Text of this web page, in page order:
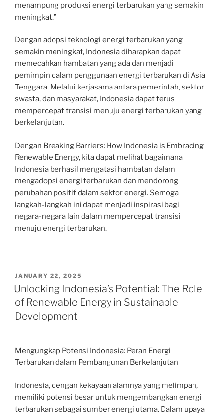
menampung produksi energi terbarukan yang semakin
meningkat.”
Dengan adopsi teknologi energi terbarukan yang
semakin meningkat, Indonesia diharapkan dapat
memecahkan hambatan yang ada dan menjadi
pemimpin dalam penggunaan energi terbarukan di Asia
Tenggara. Melalui kerjasama antara pemerintah, sektor
swasta, dan masyarakat, Indonesia dapat terus
mempercepat transisi menuju energi terbarukan yang
berkelanjutan.
Dengan Breaking Barriers: How Indonesia is Embracing
Renewable Energy, kita dapat melihat bagaimana
Indonesia berhasil mengatasi hambatan dalam
mengadopsi energi terbarukan dan mendorong
perubahan positif dalam sektor energi. Semoga
langkah-langkah ini dapat menjadi inspirasi bagi
negara-negara lain dalam mempercepat transisi
menuju energi terbarukan.
POSTED
ON
JANUARY 22, 2025
Unlocking Indonesia’s Potential: The Role
of Renewable Energy in Sustainable
Development
Mengungkap Potensi Indonesia: Peran Energi
Terbarukan dalam Pembangunan Berkelanjutan
Indonesia, dengan kekayaan alamnya yang melimpah,
memiliki potensi besar untuk mengembangkan energi
terbarukan sebagai sumber energi utama. Dalam upaya